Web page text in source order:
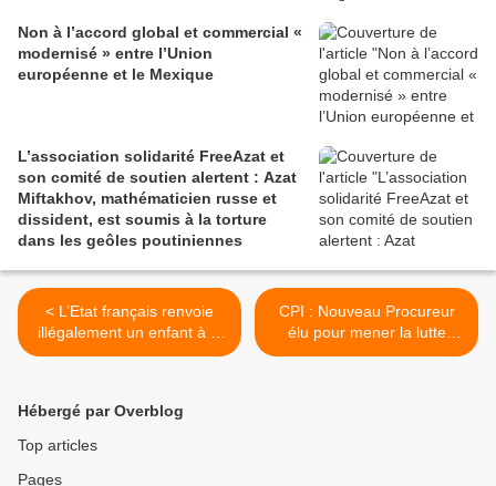
Non à l’accord global et commercial «
modernisé » entre l’Union
européenne et le Mexique
L’association solidarité FreeAzat et
son comité de soutien alertent : Azat
Miftakhov, mathématicien russe et
dissident, est soumis à la torture
dans les geôles poutiniennes
< L’Etat français renvoie
illégalement un enfant à la
frontière franco-espagnole
CPI : Nouveau Procureur
élu pour mener la lutte
contre l'impunité des crimes
Hébergé par Overblog
Top articles
Pages